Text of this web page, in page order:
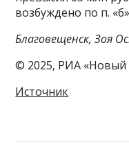
возбуждено по п.
Благовещенск, Зоя
© 2025, РИА «Новый
Источник